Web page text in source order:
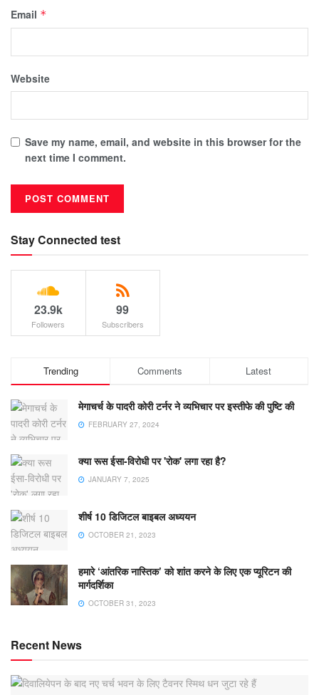
Email *
Website
Save my name, email, and website in this browser for the
next time I comment.
Stay Connected test
23.9k
Followers
99
Subscribers
Trending Comments Latest
मेगाचर्च के पादरी कोरी टर्नर ने व्यभिचार पर इस्तीफे की पुष्टि की
FEBRUARY 27, 2024
क्या रूस ईसा-विरोधी पर 'रोक' लगा रहा है?
JANUARY 7, 2025
शीर्ष 10 डिजिटल बाइबल अध्ययन
OCTOBER 21, 2023
हमारे ‘आंतरिक नास्तिक’ को शांत करने के लिए एक प्यूरिटन की
मार्गदर्शिका
OCTOBER 31, 2023
Recent News